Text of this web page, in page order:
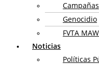
Campañas
Genocidio
FVTA
Noticias
Políticas